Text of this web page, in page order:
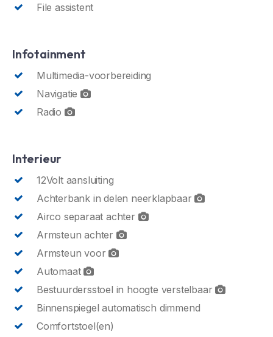
File assistent
Infotainment
Multimedia-voorbereiding
Navigatie
Radio
Interieur
12Volt aansluiting
Achterbank in delen neerklapbaar
Airco separaat achter
Armsteun achter
Armsteun voor
Automaat
Bestuurdersstoel in hoogte verstelbaar
Binnenspiegel automatisch dimmend
Comfortstoel(en)